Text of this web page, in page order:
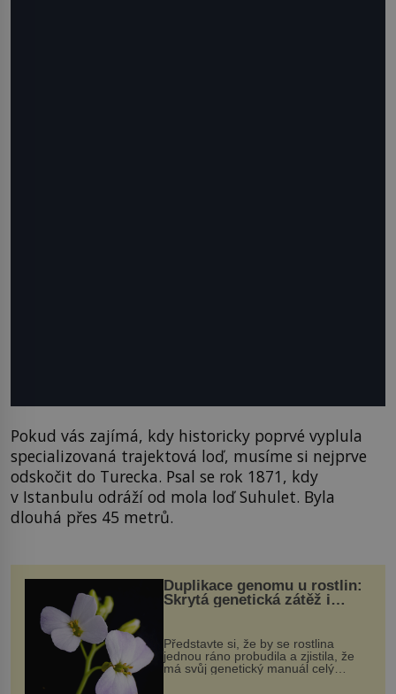
Pokud vás zajímá, kdy historicky poprvé vyplula
specializovaná trajektová loď, musíme si nejprve
odskočit do Turecka. Psal se rok 1871, kdy
v Istanbulu odráží od mola loď Suhulet. Byla
dlouhá přes 45 metrů.
Duplikace genomu u rostlin:
Skrytá genetická zátěž i
Představte si, že by se rostlina
jednou ráno probudila a zjistila, že
má svůj genetický manuál celý